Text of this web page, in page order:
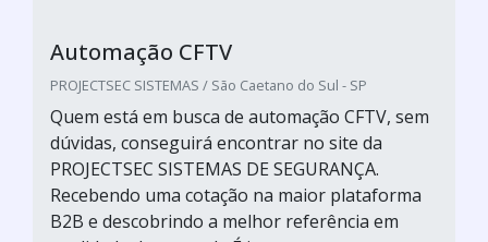
Automação CFTV
PROJECTSEC SISTEMAS / São Caetano do Sul - SP
Quem está em busca de automação CFTV, sem
dúvidas, conseguirá encontrar no site da
PROJECTSEC SISTEMAS DE SEGURANÇA.
Recebendo uma cotação na maior plataforma
B2B e descobrindo a melhor referência em